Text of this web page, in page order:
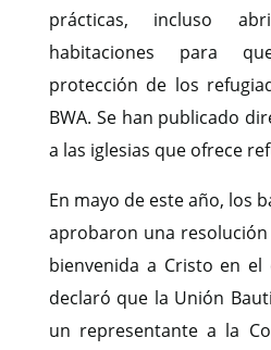
prácticas, incluso
habitaciones para
protección de los
BWA. Se han publicado
a las iglesias que ofrece
En mayo de este año, los
aprobaron una
bienvenida a Cristo en el
declaró que la Unión
un representante a la